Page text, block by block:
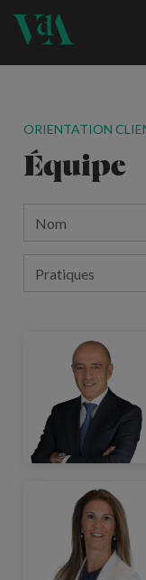
ORIENTATION
Équipe